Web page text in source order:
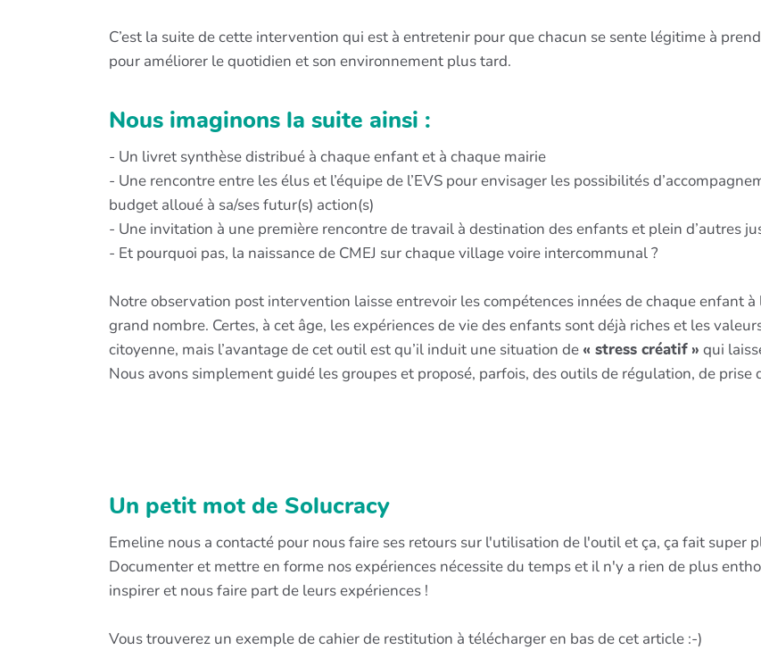
C’est la suite de cette intervention qui est à entretenir pour que chacun se sente légitime à
pour améliorer le quotidien et son environnement plus tard.
Nous imaginons la suite ainsi :
- Un livret synthèse distribué à chaque enfant et à chaque mairie
- Une rencontre entre les élus et l’équipe de l’EVS pour envisager les possibilités
budget alloué à sa/ses futur(s) action(s)
- Une invitation à une première rencontre de travail à destination des enfants et plein d’autres
- Et pourquoi pas, la naissance de CMEJ sur chaque village voire intercommunal ?
Notre observation post intervention laisse entrevoir les compétences innées de chaque enfant
grand nombre. Certes, à cet âge, les expériences de vie des enfants sont déjà riches et les
citoyenne, mais l’avantage de cet outil est qu’il induit une situation de « stress créatif » qui
Nous avons simplement guidé les groupes et proposé, parfois, des outils de régulation, de prise
Un petit mot de Solucracy
Emeline nous a contacté pour nous faire ses retours sur l'utilisation de l'outil et ça, ça fait super
Documenter et mettre en forme nos expériences nécessite du temps et il n'y a rien de plus
inspirer et nous faire part de leurs expériences !
Vous trouverez un exemple de cahier de restitution à télécharger en bas de cet article :-)